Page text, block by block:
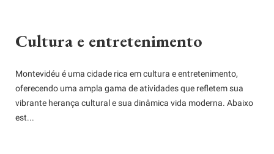
Cultura e entretenimento
Montevidéu é uma cidade rica em cultura e entretenimento,
oferecendo uma ampla gama de atividades que refletem sua
vibrante herança cultural e sua dinâmica vida moderna. Abaixo
est...